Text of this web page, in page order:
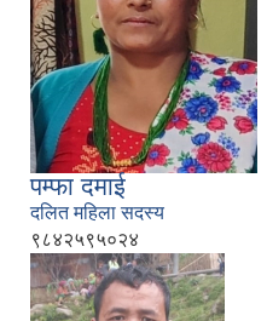
पम्फा दमाई
दलित महिला सदस्य
९८४२५९५०२४